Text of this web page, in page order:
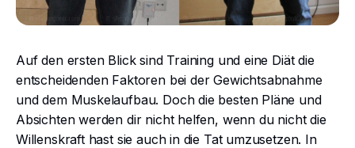
Auf den ersten Blick sind Training und eine Diät die
entscheidenden Faktoren bei der Gewichtsabnahme
und dem Muskelaufbau. Doch die besten Pläne und
Absichten werden dir nicht helfen, wenn du nicht die
Willenskraft hast sie auch in die Tat umzusetzen. In